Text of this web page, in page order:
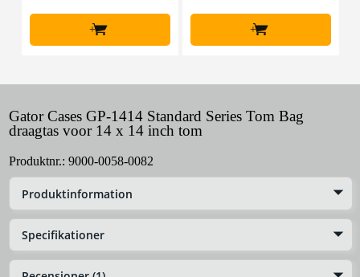
+ +
Gator Cases GP-1414 Standard Series Tom Bag
draagtas voor 14 x 14 inch tom
Produktnr.: 9000-0058-0082
Produktinformation
Specifikationer